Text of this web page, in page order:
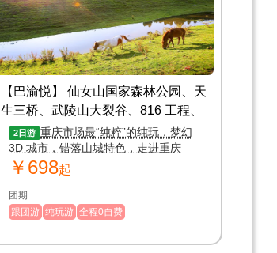
【巴渝悦】 仙女山国家森林公园、天
生三桥、武陵山大裂谷、816 工程、
乌江画廊纯玩2日游
2日游 重庆市场最“纯粹”的纯玩，梦幻
3D 城市，错落山城特色，走进重庆
￥698起
团期
跟团游 纯玩游 全程0自费